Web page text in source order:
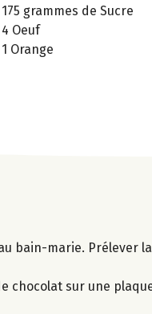
175 grammes de Sucre
4 Oeuf
1 Orange
bain-marie. Prélever
chocolat sur une